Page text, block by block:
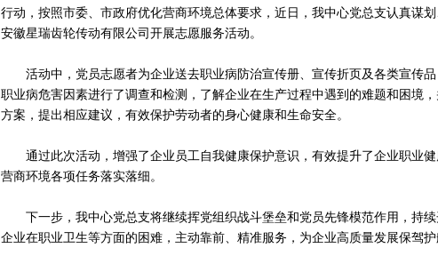
行动，按照市委、市政府优化营商环境总体要求，近日，我中心党总支认真谋
安徽星瑞齿轮传动有限公司开展志愿服务活动。
活动中，党员志愿者为企业送去职业病防治宣传册、宣传折页及各类宣传
职业病危害因素进行了调查和检测，了解企业在生产过程中遇到的难题和困境
方案，提出相应建议，有效保护劳动者的身心健康和生命安全。
通过此次活动，增强了企业员工自我健康保护意识，有效提升了企业职业
营商环境各项任务落实落细。
下一步，我中心党总支将继续挥党组织战斗堡垒和党员先锋模范作用，持
企业在职业卫生等方面的困难，主动靠前、精准服务，为企业高质量发展保驾护